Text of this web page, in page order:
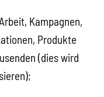
Kampagnen,
Produkte
(dies wird